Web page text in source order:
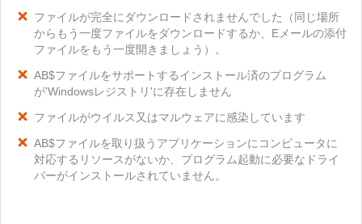
ファイルが完全にダウンロードされませんでした（同じ場所
からもう一度ファイルをダウンロードするか、Eメールの添付
ファイルをもう一度開きましょう）。
AB$ファイルをサポートするインストール済のプログラム
が'Windowsレジストリ'に存在しません
ファイルがウイルス又はマルウェアに感染しています
AB$ファイルを取り扱うアプリケーションにコンピュータに
対応するリソースがないか、プログラム起動に必要なドライ
バーがインストールされていません。